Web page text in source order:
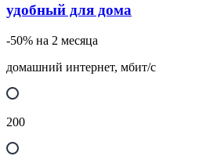
удобный для дома
-50% на 2 месяца
домашний интернет, мбит/с
200